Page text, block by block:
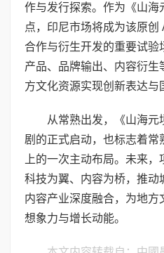
作与发行探索。作为《山海
点，印尼市场将成为该原
合作与衍生开发的重要试验
产品、品牌输出、内容衍
方文化资源实现创新表达与
从常熟出发，《山海元
剧的正式启动，也标志着
上的一次主动布局。未来，
科技为翼、内容为桥，推动
内容产业深度融合，为地方
想象力与增长动能。